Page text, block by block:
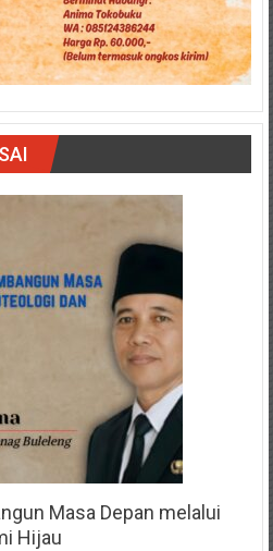
Masa Depan melalui
Hijau